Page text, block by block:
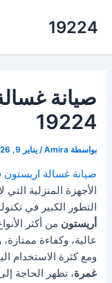
19224
صيانة
19224
بواسطة Amira
/يناير 9, 2026
صيانة غسالة
الأجهزة المنزلية
التطور الكبير في
أريستون من أكثر
عالية، وكفاءة
ومع كثرة الاستخدام
غمرة، تظهر الحاجة